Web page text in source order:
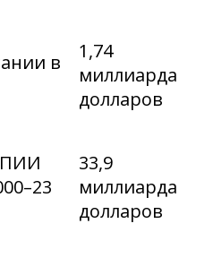
в
1,74
миллиарда
долларов
ПИИ
33,9
миллиарда
долларов